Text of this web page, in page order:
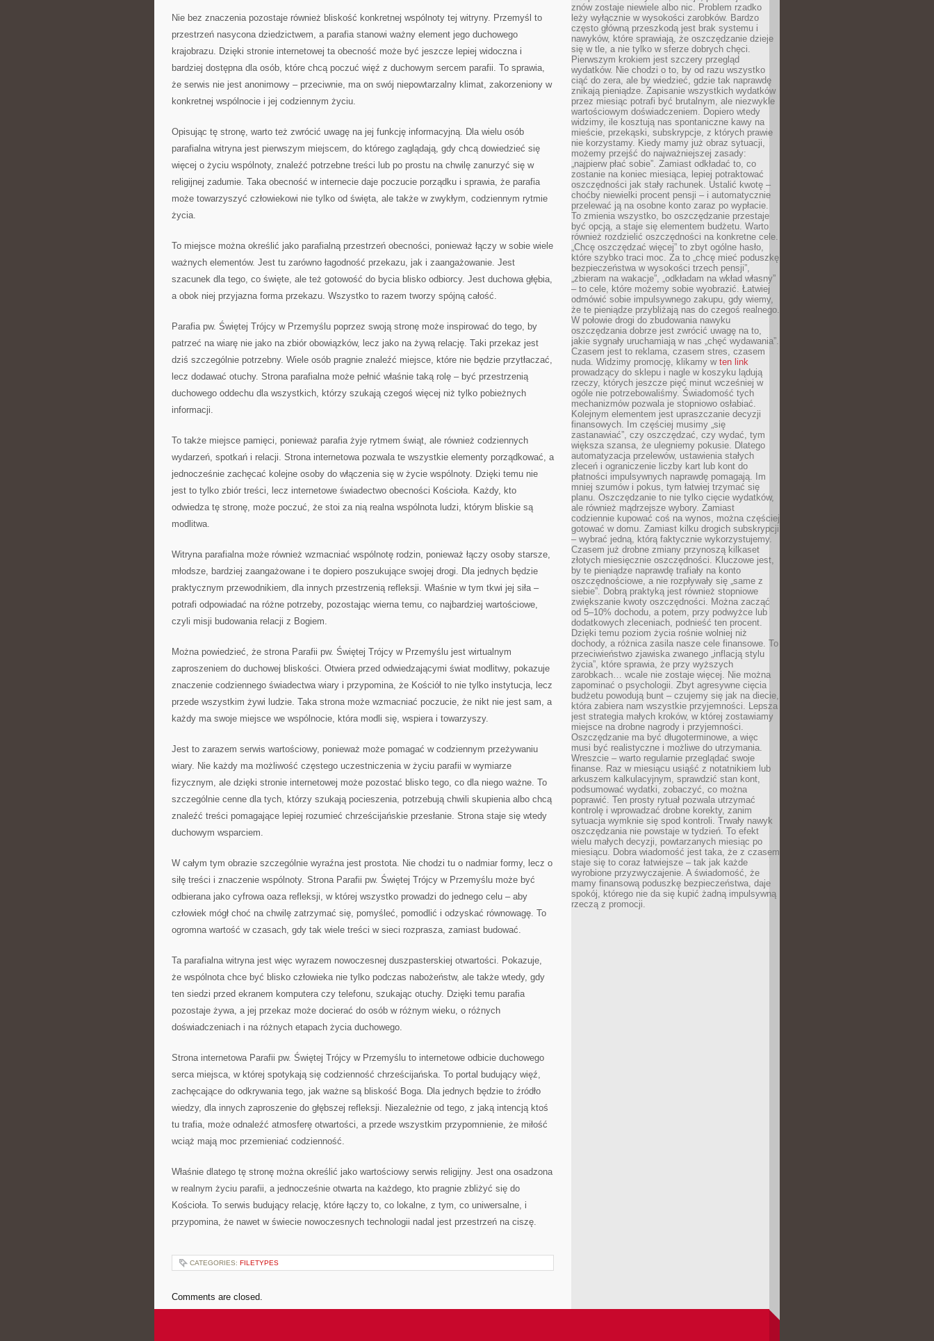
Nie bez znaczenia pozostaje również bliskość konkretnej wspólnoty tej witryny. Przemyśl to
przestrzeń nasycona dziedzictwem, a parafia stanowi ważny element jego duchowego
krajobrazu. Dzięki stronie internetowej ta obecność może być jeszcze lepiej widoczna i
bardziej dostępna dla osób, które chcą poczuć więź z duchowym sercem parafii. To sprawia,
że serwis nie jest anonimowy – przeciwnie, ma on swój niepowtarzalny klimat, zakorzeniony w
konkretnej wspólnocie i jej codziennym życiu.
Opisując tę stronę, warto też zwrócić uwagę na jej funkcję informacyjną. Dla wielu osób
parafialna witryna jest pierwszym miejscem, do którego zaglądają, gdy chcą dowiedzieć się
więcej o życiu wspólnoty, znaleźć potrzebne treści lub po prostu na chwilę zanurzyć się w
religijnej zadumie. Taka obecność w internecie daje poczucie porządku i sprawia, że parafia
może towarzyszyć człowiekowi nie tylko od święta, ale także w zwykłym, codziennym rytmie
życia.
To miejsce można określić jako parafialną przestrzeń obecności, ponieważ łączy w sobie wiele
ważnych elementów. Jest tu zarówno łagodność przekazu, jak i zaangażowanie. Jest
szacunek dla tego, co święte, ale też gotowość do bycia blisko odbiorcy. Jest duchowa głębia,
a obok niej przyjazna forma przekazu. Wszystko to razem tworzy spójną całość.
Parafia pw. Świętej Trójcy w Przemyślu poprzez swoją stronę może inspirować do tego, by
patrzeć na wiarę nie jako na zbiór obowiązków, lecz jako na żywą relację. Taki przekaz jest
dziś szczególnie potrzebny. Wiele osób pragnie znaleźć miejsce, które nie będzie przytłaczać,
lecz dodawać otuchy. Strona parafialna może pełnić właśnie taką rolę – być przestrzenią
duchowego oddechu dla wszystkich, którzy szukają czegoś więcej niż tylko pobieżnych
informacji.
To także miejsce pamięci, ponieważ parafia żyje rytmem świąt, ale również codziennych
wydarzeń, spotkań i relacji. Strona internetowa pozwala te wszystkie elementy porządkować, a
jednocześnie zachęcać kolejne osoby do włączenia się w życie wspólnoty. Dzięki temu nie
jest to tylko zbiór treści, lecz internetowe świadectwo obecności Kościoła. Każdy, kto
odwiedza tę stronę, może poczuć, że stoi za nią realna wspólnota ludzi, którym bliskie są
modlitwa.
Witryna parafialna może również wzmacniać wspólnotę rodzin, ponieważ łączy osoby starsze,
młodsze, bardziej zaangażowane i te dopiero poszukujące swojej drogi. Dla jednych będzie
praktycznym przewodnikiem, dla innych przestrzenią refleksji. Właśnie w tym tkwi jej siła –
potrafi odpowiadać na różne potrzeby, pozostając wierna temu, co najbardziej wartościowe,
czyli misji budowania relacji z Bogiem.
Można powiedzieć, że strona Parafii pw. Świętej Trójcy w Przemyślu jest wirtualnym
zaproszeniem do duchowej bliskości. Otwiera przed odwiedzającymi świat modlitwy, pokazuje
znaczenie codziennego świadectwa wiary i przypomina, że Kościół to nie tylko instytucja, lecz
przede wszystkim żywi ludzie. Taka strona może wzmacniać poczucie, że nikt nie jest sam, a
każdy ma swoje miejsce we wspólnocie, która modli się, wspiera i towarzyszy.
Jest to zarazem serwis wartościowy, ponieważ może pomagać w codziennym przeżywaniu
wiary. Nie każdy ma możliwość częstego uczestniczenia w życiu parafii w wymiarze
fizycznym, ale dzięki stronie internetowej może pozostać blisko tego, co dla niego ważne. To
szczególnie cenne dla tych, którzy szukają pocieszenia, potrzebują chwili skupienia albo chcą
znaleźć treści pomagające lepiej rozumieć chrześcijańskie przesłanie. Strona staje się wtedy
duchowym wsparciem.
W całym tym obrazie szczególnie wyraźna jest prostota. Nie chodzi tu o nadmiar formy, lecz o
siłę treści i znaczenie wspólnoty. Strona Parafii pw. Świętej Trójcy w Przemyślu może być
odbierana jako cyfrowa oaza refleksji, w której wszystko prowadzi do jednego celu – aby
człowiek mógł choć na chwilę zatrzymać się, pomyśleć, pomodlić i odzyskać równowagę. To
ogromna wartość w czasach, gdy tak wiele treści w sieci rozprasza, zamiast budować.
Ta parafialna witryna jest więc wyrazem nowoczesnej duszpasterskiej otwartości. Pokazuje,
że wspólnota chce być blisko człowieka nie tylko podczas nabożeństw, ale także wtedy, gdy
ten siedzi przed ekranem komputera czy telefonu, szukając otuchy. Dzięki temu parafia
pozostaje żywa, a jej przekaz może docierać do osób w różnym wieku, o różnych
doświadczeniach i na różnych etapach życia duchowego.
Strona internetowa Parafii pw. Świętej Trójcy w Przemyślu to internetowe odbicie duchowego
serca miejsca, w której spotykają się codzienność chrześcijańska. To portal budujący więź,
zachęcające do odkrywania tego, jak ważne są bliskość Boga. Dla jednych będzie to źródło
wiedzy, dla innych zaproszenie do głębszej refleksji. Niezależnie od tego, z jaką intencją ktoś
tu trafia, może odnaleźć atmosferę otwartości, a przede wszystkim przypomnienie, że miłość
wciąż mają moc przemieniać codzienność.
Właśnie dlatego tę stronę można określić jako wartościowy serwis religijny. Jest ona osadzona
w realnym życiu parafii, a jednocześnie otwarta na każdego, kto pragnie zbliżyć się do
Kościoła. To serwis budujący relację, które łączy to, co lokalne, z tym, co uniwersalne, i
przypomina, że nawet w świecie nowoczesnych technologii nadal jest przestrzeń na ciszę.
CATEGORIES: FILETYPES
Comments are closed.
znów zostaje niewiele albo nic. Problem rzadko
leży wyłącznie w wysokości zarobków. Bardzo
często główną przeszkodą jest brak systemu i
nawyków, które sprawiają, że oszczędzanie dzieje
się w tle, a nie tylko w sferze dobrych chęci.
Pierwszym krokiem jest szczery przegląd
wydatków. Nie chodzi o to, by od razu wszystko
ciąć do zera, ale by wiedzieć, gdzie tak naprawdę
znikają pieniądze. Zapisanie wszystkich wydatków
przez miesiąc potrafi być brutalnym, ale niezwykle
wartościowym doświadczeniem. Dopiero wtedy
widzimy, ile kosztują nas spontaniczne kawy na
mieście, przekąski, subskrypcje, z których prawie
nie korzystamy. Kiedy mamy już obraz sytuacji,
możemy przejść do najważniejszej zasady:
„najpierw płać sobie”. Zamiast odkładać to, co
zostanie na koniec miesiąca, lepiej potraktować
oszczędności jak stały rachunek. Ustalić kwotę –
choćby niewielki procent pensji – i automatycznie
przelewać ją na osobne konto zaraz po wypłacie.
To zmienia wszystko, bo oszczędzanie przestaje
być opcją, a staje się elementem budżetu. Warto
również rozdzielić oszczędności na konkretne cele.
„Chcę oszczędzać więcej” to zbyt ogólne hasło,
które szybko traci moc. Za to „chcę mieć poduszkę
bezpieczeństwa w wysokości trzech pensji”,
„zbieram na wakacje”, „odkładam na wkład własny”
– to cele, które możemy sobie wyobrazić. Łatwiej
odmówić sobie impulsywnego zakupu, gdy wiemy,
że te pieniądze przybliżają nas do czegoś realnego.
W połowie drogi do zbudowania nawyku
oszczędzania dobrze jest zwrócić uwagę na to,
jakie sygnały uruchamiają w nas „chęć wydawania”.
Czasem jest to reklama, czasem stres, czasem
nuda. Widzimy promocję, klikamy w ten link
prowadzący do sklepu i nagle w koszyku lądują
rzeczy, których jeszcze pięć minut wcześniej w
ogóle nie potrzebowaliśmy. Świadomość tych
mechanizmów pozwala je stopniowo osłabiać.
Kolejnym elementem jest upraszczanie decyzji
finansowych. Im częściej musimy „się
zastanawiać”, czy oszczędzać, czy wydać, tym
większa szansa, że ulegniemy pokusie. Dlatego
automatyzacja przelewów, ustawienia stałych
zleceń i ograniczenie liczby kart lub kont do
płatności impulsywnych naprawdę pomagają. Im
mniej szumów i pokus, tym łatwiej trzymać się
planu. Oszczędzanie to nie tylko cięcie wydatków,
ale również mądrzejsze wybory. Zamiast
codziennie kupować coś na wynos, można częściej
gotować w domu. Zamiast kilku drogich subskrypcji
– wybrać jedną, którą faktycznie wykorzystujemy.
Czasem już drobne zmiany przynoszą kilkaset
złotych miesięcznie oszczędności. Kluczowe jest,
by te pieniądze naprawdę trafiały na konto
oszczędnościowe, a nie rozpływały się „same z
siebie”. Dobrą praktyką jest również stopniowe
zwiększanie kwoty oszczędności. Można zacząć
od 5–10% dochodu, a potem, przy podwyżce lub
dodatkowych zleceniach, podnieść ten procent.
Dzięki temu poziom życia rośnie wolniej niż
dochody, a różnica zasila nasze cele finansowe. To
przeciwieństwo zjawiska zwanego „inflacją stylu
życia”, które sprawia, że przy wyższych
zarobkach… wcale nie zostaje więcej. Nie można
zapominać o psychologii. Zbyt agresywne cięcia
budżetu powodują bunt – czujemy się jak na diecie,
która zabiera nam wszystkie przyjemności. Lepsza
jest strategia małych kroków, w której zostawiamy
miejsce na drobne nagrody i przyjemności.
Oszczędzanie ma być długoterminowe, a więc
musi być realistyczne i możliwe do utrzymania.
Wreszcie – warto regularnie przeglądać swoje
finanse. Raz w miesiącu usiąść z notatnikiem lub
arkuszem kalkulacyjnym, sprawdzić stan kont,
podsumować wydatki, zobaczyć, co można
poprawić. Ten prosty rytuał pozwala utrzymać
kontrolę i wprowadzać drobne korekty, zanim
sytuacja wymknie się spod kontroli. Trwały nawyk
oszczędzania nie powstaje w tydzień. To efekt
wielu małych decyzji, powtarzanych miesiąc po
miesiącu. Dobra wiadomość jest taka, że z czasem
staje się to coraz łatwiejsze – tak jak każde
wyrobione przyzwyczajenie. A świadomość, że
mamy finansową poduszkę bezpieczeństwa, daje
spokój, którego nie da się kupić żadną impulsywną
rzeczą z promocji.